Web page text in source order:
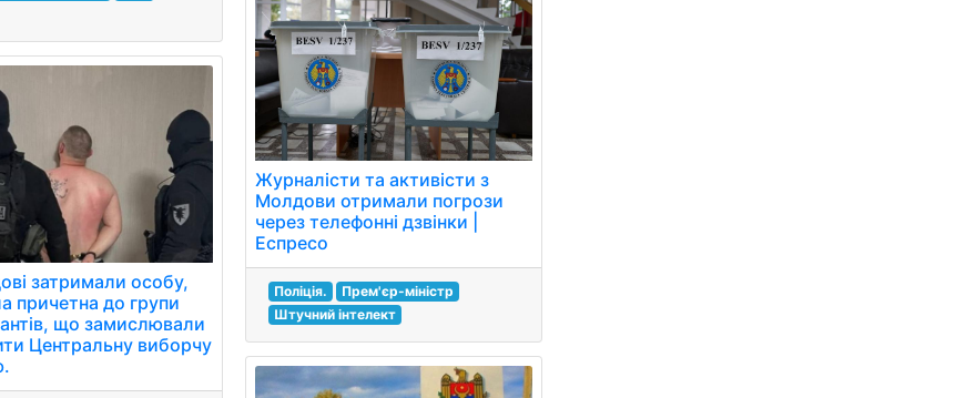
затримали особу,
причетна до групи
що замислювали
Центральну виборчу
Журналісти та активісти з
Молдови отримали погрози
через телефонні дзвінки |
Еспресо
Поліція.
Прем'єр-міністр
Штучний інтелект